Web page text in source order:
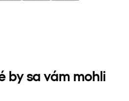
by sa vám mohli